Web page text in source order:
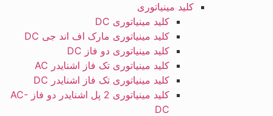
کلید مینیاتوری
کلید مینیاتوری DC
کلید مینیاتوری مارک اف اند جی DC
کلید مینیاتوری دو فاز DC
کلید مینیاتوری تک فاز اشنایدر AC
کلید مینیاتوری تک فاز اشنایدر DC
کلید مینیاتوری 2 پل اشنایدر دو فاز AC-
DC